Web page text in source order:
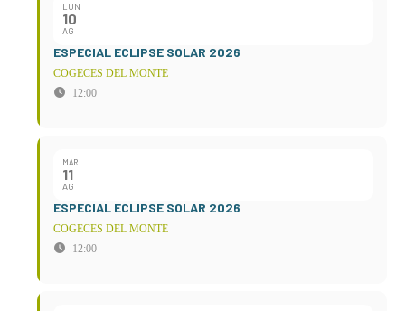
LUN
10
AG
ESPECIAL ECLIPSE SOLAR 2026
COGECES DEL MONTE
12:00
MAR
11
AG
ESPECIAL ECLIPSE SOLAR 2026
COGECES DEL MONTE
12:00